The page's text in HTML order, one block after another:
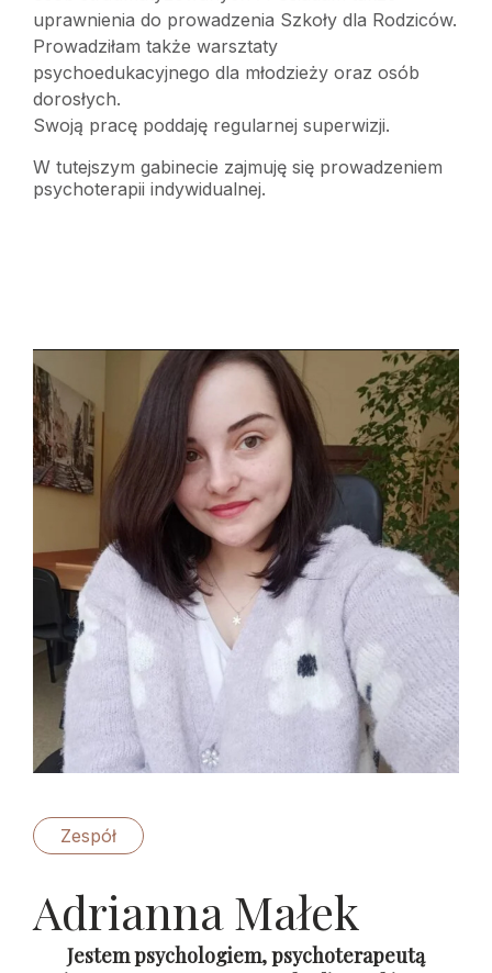
uprawnienia do prowadzenia Szkoły dla Rodziców.
Prowadziłam także warsztaty
psychoedukacyjnego dla młodzieży oraz osób
dorosłych.
Swoją pracę poddaję regularnej superwizji.
W tutejszym gabinecie zajmuję się prowadzeniem
psychoterapii indywidualnej.
Zespół
Adrianna Małek
Jestem psychologiem, psychoterapeutą